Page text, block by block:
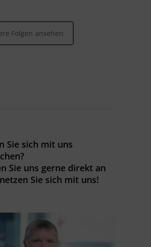
Folgen ansehen
Sie sich mit uns
Sie uns gerne direkt an
Sie sich mit uns!